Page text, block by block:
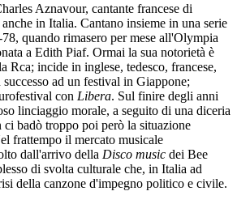
Aznavour, cantante francese di
in Italia. Cantano insieme in una serie
quando rimasero per mese all'Olympia
a Edith Piaf. Ormai la sua notorietà è
Rca; incide in inglese, tedesco, francese,
ad un festival in Giappone;
con Libera. Sul finire degli anni
linciaggio morale, a seguito di una diceria
badò troppo poi però la situazione
frattempo il mercato musicale
dall'arrivo della Disco music dei Bee
di svolta culturale che, in Italia ad
della canzone d'impegno politico e civile.